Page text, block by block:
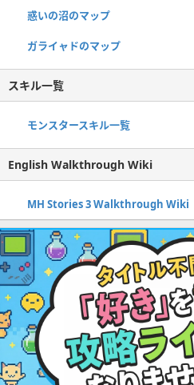
惑いの沼のマップ
ガライャドのマップ
スキル一覧
モンスタースキル一覧
English Walkthrough Wiki
MH Stories 3 Walkthrough Wiki